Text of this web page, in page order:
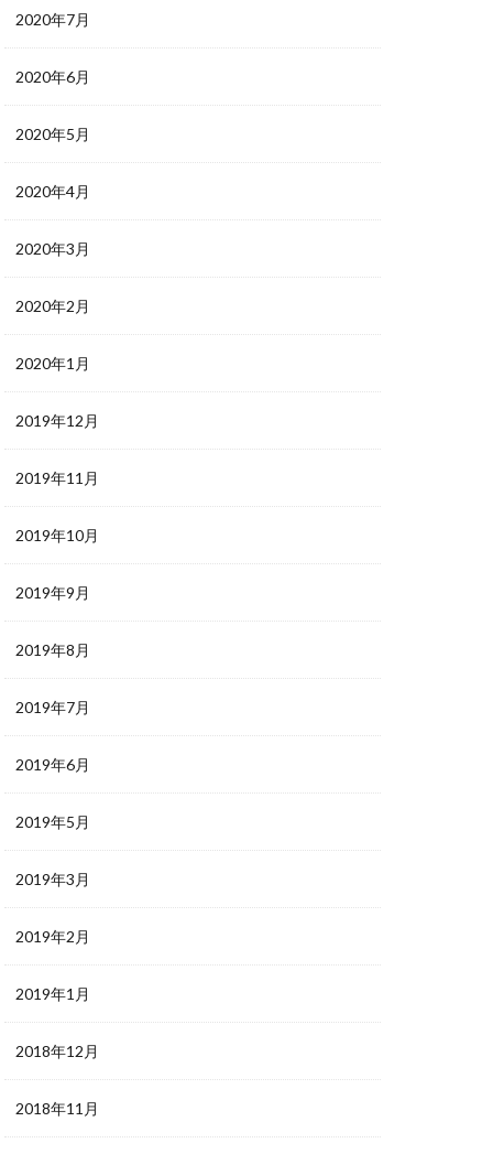
2020年7月
2020年6月
2020年5月
2020年4月
2020年3月
2020年2月
2020年1月
2019年12月
2019年11月
2019年10月
2019年9月
2019年8月
2019年7月
2019年6月
2019年5月
2019年3月
2019年2月
2019年1月
2018年12月
2018年11月